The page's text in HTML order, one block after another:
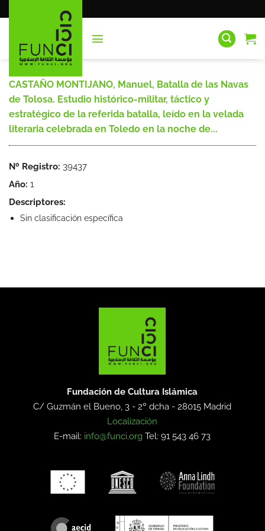
al
CASTAÑO MONTIJANO, Manuel, Batalla de las Navas
de Tolosa. Estudio histórico-militar, táctico y
estratégico de la referida batalla, leído en la velada
literaria celebrada en Toledo en la noche de...
Nº Registro: 39437
Año: 1
Descriptores:
Sin clasificación específica
Fundación de Cultura Islámica
C/ Guzmán el Bueno, 3 - 2º dcha -28015 Madrid
Localización
E-mail: info@funci.org Tel: 91 543 46 73